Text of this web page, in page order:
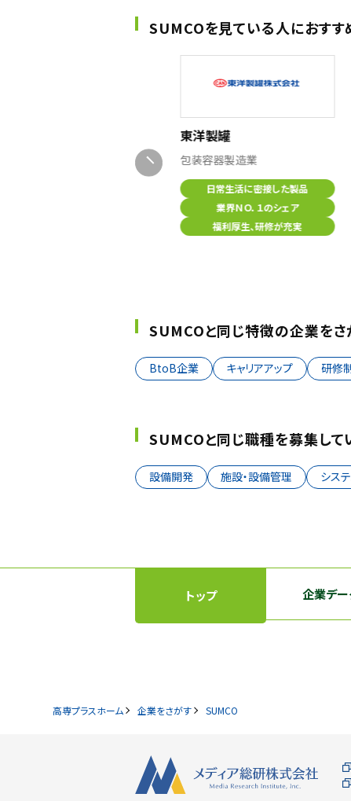
SUMCOを見ている人におすす
東洋製罐
包装容器製造業
日常生活に密接した製品
業界ＮＯ．１のシェア
福利厚生、研修が充実
SUMCOと同じ特徴の企業をさ
BtoB企業 キャリアアップ 研修
SUMCOと同じ職種を募集して
設備開発 施設・設備管理 シス
トップ 企業デ
高専プラスホーム 企業をさがす SUMCO